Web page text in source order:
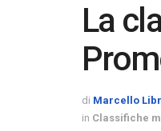
La
di Marcello
in Classifiche